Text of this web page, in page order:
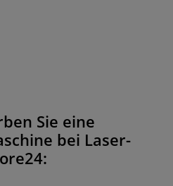
Sie eine
bei Laser-